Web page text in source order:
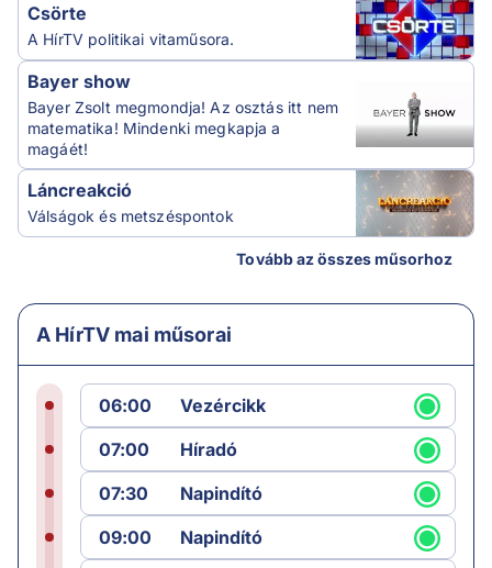
Csörte
A HírTV politikai vitaműsora.
Bayer show
Bayer Zsolt megmondja! Az osztás itt nem
matematika! Mindenki megkapja a
magáét!
Láncreakció
Válságok és metszéspontok
Tovább az összes műsorhoz
A HírTV mai műsorai
06:00
Vezércikk
07:00
Híradó
07:30
Napindító
09:00
Napindító